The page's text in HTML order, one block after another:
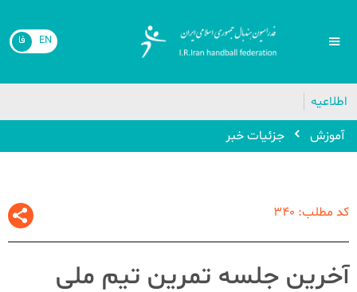
EN فا
اطلاعیه
🔴
آموزش
جزئیات خبر
کد مطلب: 340
آخرین جلسه تمرین تیم ملی